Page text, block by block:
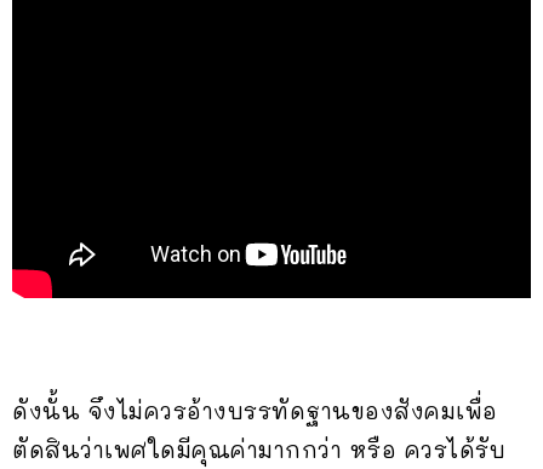
ดังนั้น จึงไม่ควรอ้างบรรทัดฐานของสังคมเพื่อ
ตัดสินว่าเพศใดมีคุณค่ามากกว่า หรือ ควรได้รับ